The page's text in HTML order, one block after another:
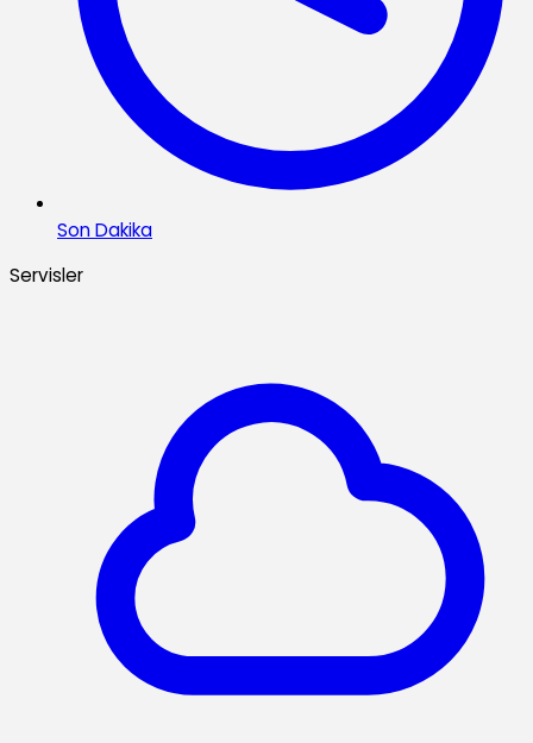
Son Dakika
Servisler